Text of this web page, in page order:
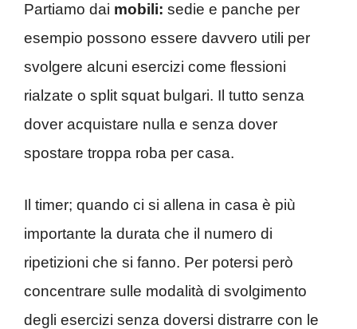
Partiamo dai mobili: sedie e panche per
esempio possono essere davvero utili per
svolgere alcuni esercizi come flessioni
rialzate o split squat bulgari. Il tutto senza
dover acquistare nulla e senza dover
spostare troppa roba per casa.
Il timer; quando ci si allena in casa è più
importante la durata che il numero di
ripetizioni che si fanno. Per potersi però
concentrare sulle modalità di svolgimento
degli esercizi senza doversi distrarre con le